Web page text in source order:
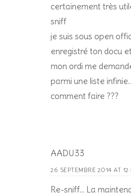
certainement très
sniff
je suis sous open
enregistré ton docu
mon ordi me
parmi une liste
comment faire ???
AADU33
26 SEPTEMBRE 2014 AT
Re-sniff… La